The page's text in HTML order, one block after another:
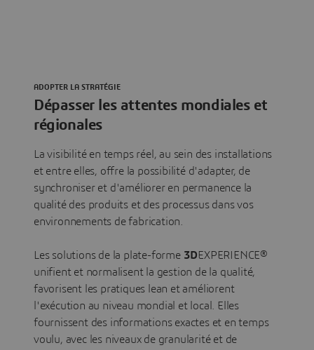
Dépasser les attentes mondiales et
régionales
ADOPTER LA STRATÉGIE
La visibilité en temps réel, au sein des installations
et entre elles, offre la possibilité d'adapter, de
synchroniser et d'améliorer en permanence la
qualité des produits et des processus dans vos
environnements de fabrication.
Les solutions de la plate-forme 3DEXPERIENCE®
unifient et normalisent la gestion de la qualité,
favorisent les pratiques lean et améliorent
l'exécution au niveau mondial et local. Elles
fournissent des informations exactes et en temps
voulu, avec les niveaux de granularité et de